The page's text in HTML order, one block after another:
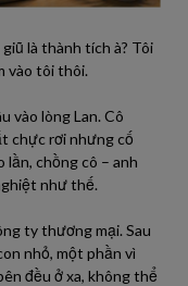
là thành tích à? Tôi
vào tôi thôi.
vào lòng Lan. Cô
chực rơi nhưng cố
chồng cô – anh
như thế.
ty thương mại. Sau
nhỏ, một phần vì
đều ở xa, không thể